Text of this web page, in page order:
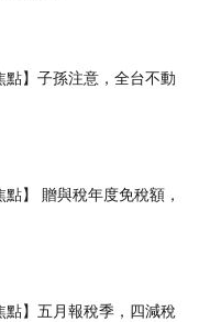
點】子孫注意，全台不動
點】 贈與稅年度免稅額，
點】五月報稅季，四減稅